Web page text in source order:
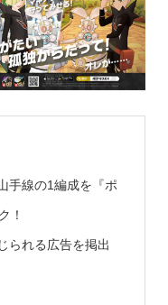
手線の1編成を『ポ
！
られる広告を掲出